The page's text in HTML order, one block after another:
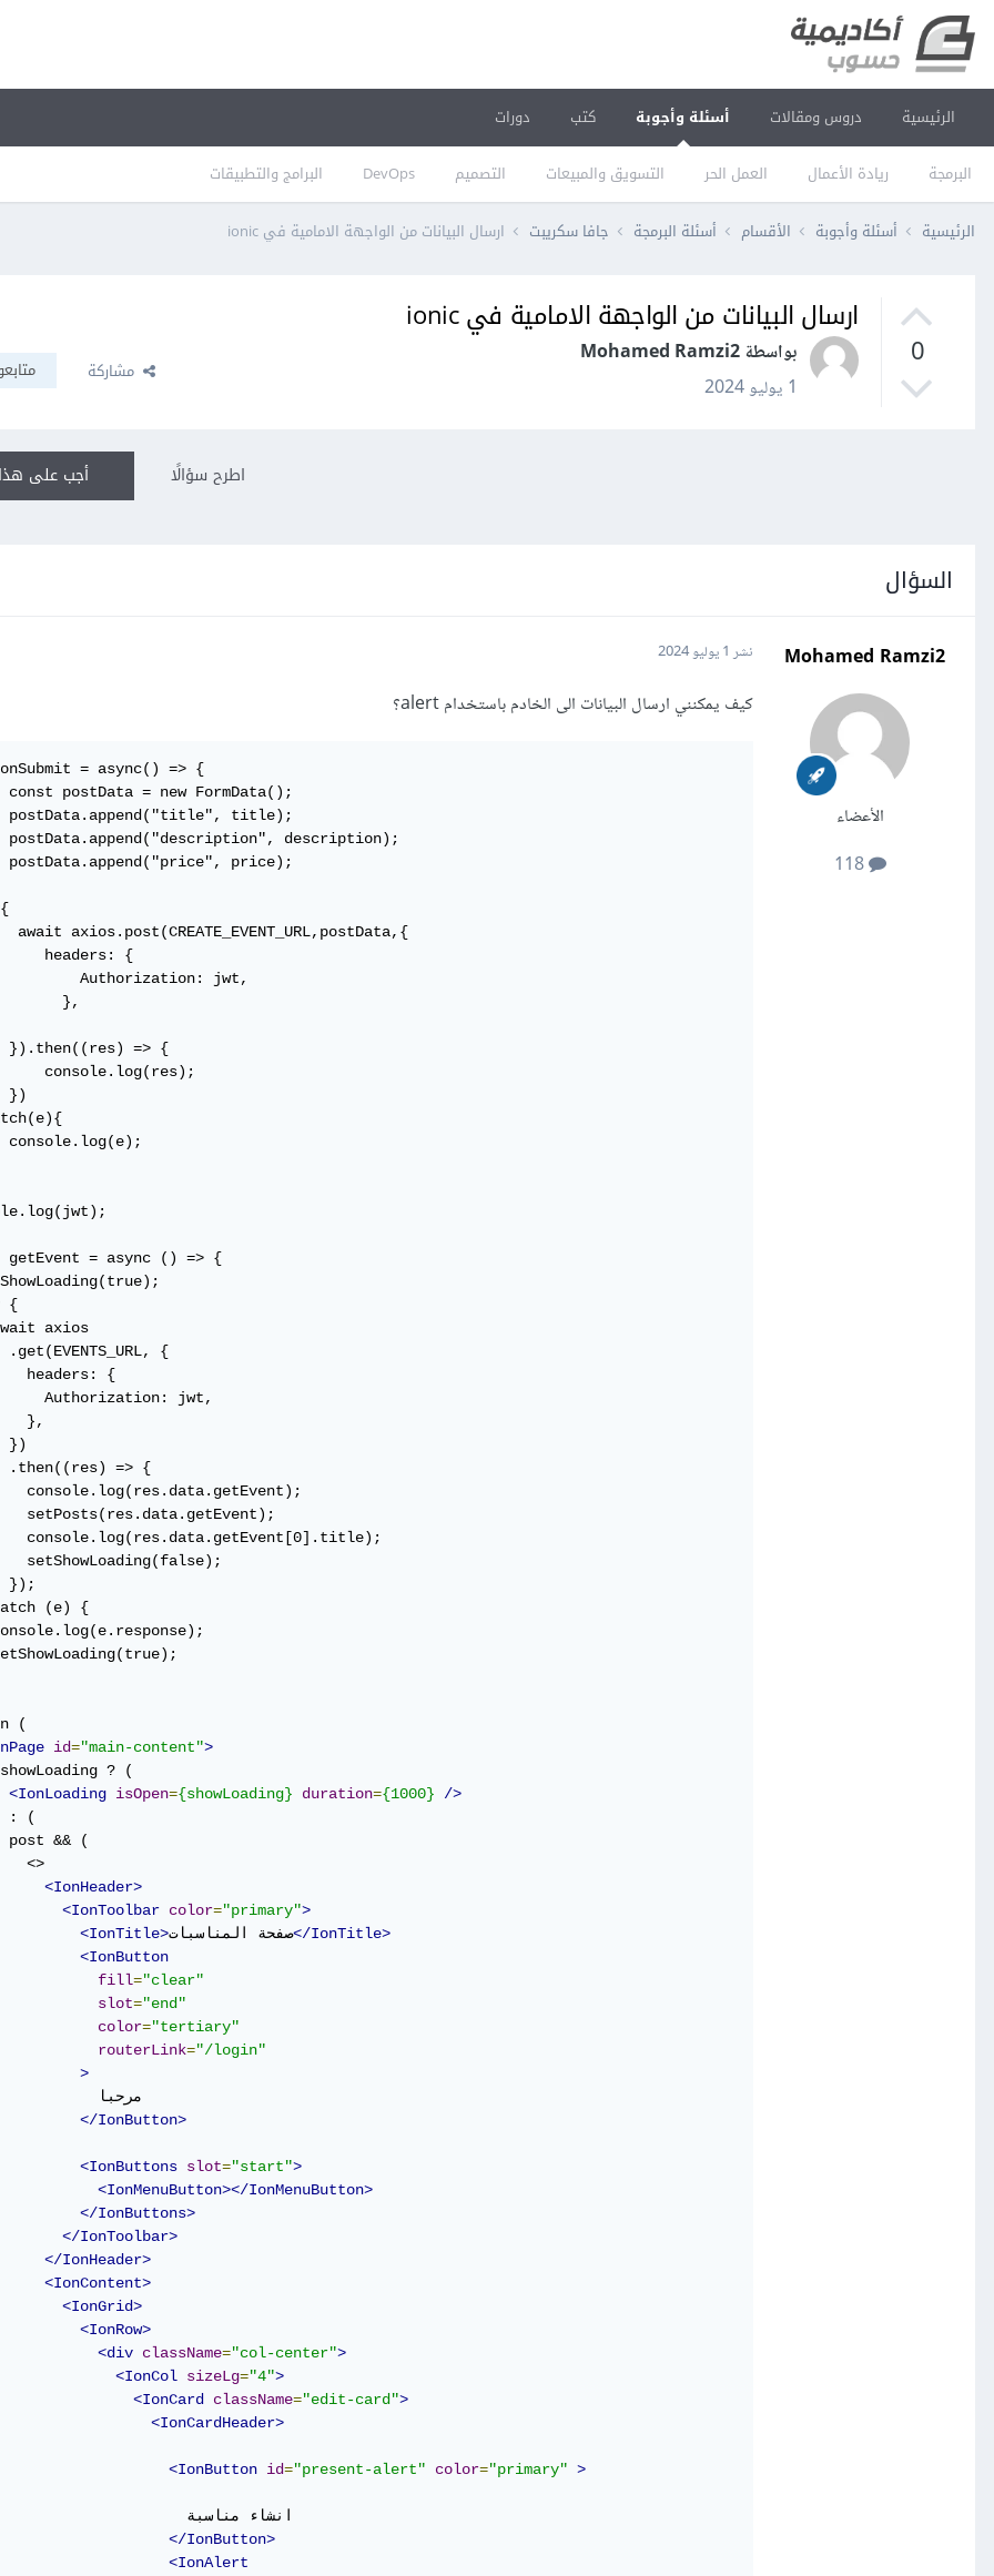
الرئيسية دروس ومقالات أسئلة وأجوبة
البرمجة ريادة الأعمال العمل الحر التسويق والمبيعات التصميم DevOps البرامج والتطبيقات
كتب دورات
الرئيسية أسئلة وأجوبة الأقسام أسئلة البرمجة جافا سكريبت ارسال البيانات من الواجهة الامامية في ionic
0
ارسال البيانات من الواجهة الامامية في ionic
بواسطة Mohamed Ramzi2
1 يوليو 2024
مشاركة
أجب على اطرح سؤالًا
السؤال
Mohamed Ramzi2
الأعضاء
118
نشر 1 يوليو 2024
كيف يمكنني ارسال البيانات الى الخادم باستخدام alert؟
= async() => {
const postData = new FormData();
postData.append("title", title);
postData.append("description", description);
postData.append("price", price);
await axios.post(CREATE_EVENT_URL,postData,{
headers: {
Authorization: jwt,
},
}).then((res) => {
console.log(res);
})
console.log(e);
getEvent = async () => {
{
axios
.get(EVENTS_URL, {
headers: {
Authorization: jwt,
},
})
.then((res) => {
console.log(res.data.getEvent);
setPosts(res.data.getEvent);
console.log(res.data.getEvent[0].title);
setShowLoading(false);
});
(e) {
(
id="main-content">
? (
<IonLoading isOpen={showLoading} duration={1000}
/>
: (
post && (
<>
<IonHeader>
<IonToolbar color="primary">
<IonTitle>صفحة المناسبات</IonTitle>
<IonButton
fill="clear"
slot="end"
color="tertiary"
routerLink="/login"
>
</IonButton>
<IonButtons slot="start">
<IonMenuButton></IonMenuButton>
</IonButtons>
</IonToolbar>
</IonHeader>
<IonContent>
<IonGrid>
<IonRow>
<div className="col-center">
<IonCol sizeLg="4">
<IonCard
className="edit-card">
<IonCardHeader>
<IonButton id="present-alert" color="primary" >
</IonButton>
<IonAlert